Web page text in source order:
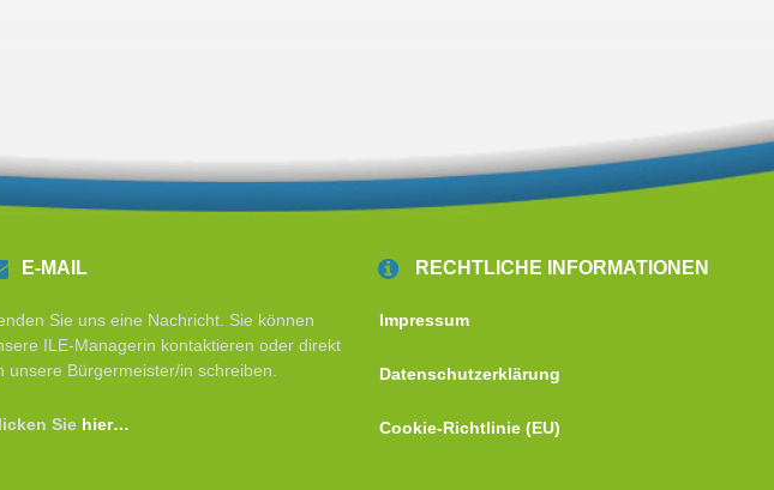
E-MAIL
Sie uns eine Nachricht. Sie können
ILE-Managerin kontaktieren oder direkt
unsere Bürgermeister/in schreiben.
Sie hier…
RECHTLICHE INFORMATIONEN
Impressum
Datenschutzerklärung
Cookie-Richtlinie (EU)